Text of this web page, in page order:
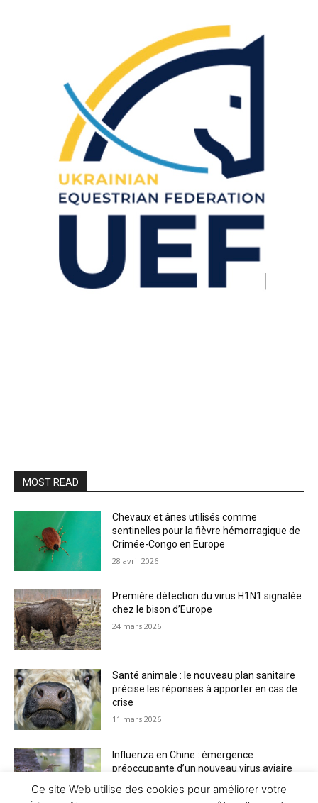
MOST READ
Chevaux et ânes utilisés comme
sentinelles pour la fièvre hémorragique de
Crimée-Congo en Europe
28 avril 2026
Première détection du virus H1N1 signalée
chez le bison d’Europe
24 mars 2026
Santé animale : le nouveau plan sanitaire
précise les réponses à apporter en cas de
crise
11 mars 2026
Influenza en Chine : émergence
préoccupante d’un nouveau virus aviaire
Ce site Web utilise des cookies pour améliorer votre